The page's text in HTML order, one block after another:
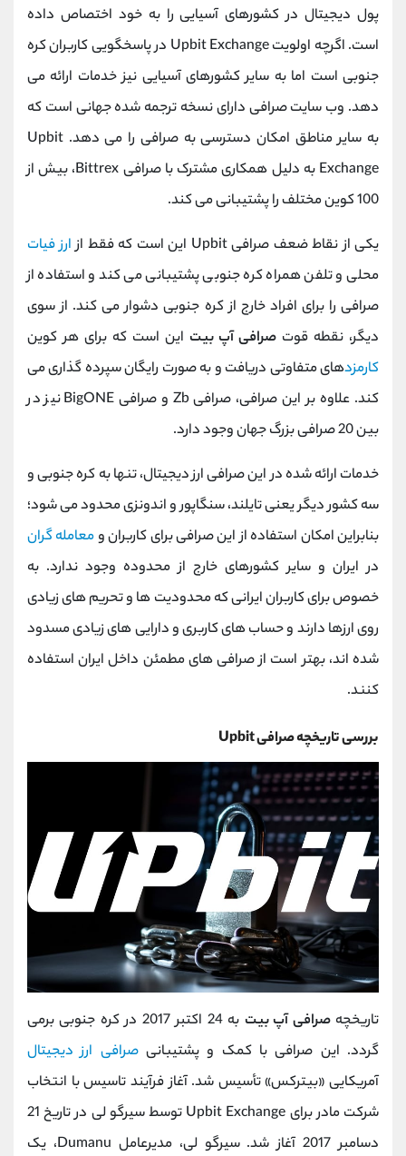
پول دیجیتال در کشورهای آسیایی را به خود اختصاص داده
است. اگرچه اولویت Upbit Exchange در پاسخگویی کاربران کره
جنوبی است اما به سایر کشورهای آسیایی نیز خدمات ارائه می
دهد. وب سایت صرافی دارای نسخه ترجمه شده جهانی است که
به سایر مناطق امکان دسترسی به صرافی را می دهد. Upbit
Exchange به دلیل همکاری مشترک با صرافی Bittrex، بیش از
100 کوین مختلف را پشتیبانی می کند.
یکی از نقاط ضعف صرافی Upbit این است که فقط از
ارز فیات
محلی و تلفن همراه کره جنوبی پشتیبانی می کند و استفاده از
صرافی را برای افراد خارج از کره جنوبی دشوار می کند. از سوی
دیگر، نقطه قوت صرافی آپ بیت این است که برای هر کوین
کارمزدهای متفاوتی دریافت و به صورت رایگان سپرده گذاری می
کند. علاوه بر این صرافی، صرافی Zb و صرافی BigONE نیز در
بین 20 صرافی بزرگ جهان وجود دارد.
خدمات ارائه شده در این صرافی ارز دیجیتال، تنها به کره جنوبی و
سه کشور دیگر یعنی تایلند، سنگاپور و اندونزی محدود می شود؛
بنابراین امکان استفاده از این صرافی برای کاربران ومعامله گران
در ایران و سایر کشورهای خارج از محدوده وجود ندارد. به
خصوص برای کاربران ایرانی که محدودیت ها و تحریم های زیادی
روی ارزها دارند و حساب های کاربری و دارایی های زیادی مسدود
شده اند، بهتر است از صرافی های مطمئن داخل ایران استفاده
کنند.
بررسی تاریخچه صرافی Upbit
تاریخچهصرافی آپ بیت
به 24 اکتبر 2017 در کره جنوبی برمی
گردد. این صرافی با کمک و پشتیبانیصرافی ارز دیجیتال
آمریکایی «بیترکس» تأسیس شد. آغاز فرآیند تاسیس با انتخاب
شرکت مادر برای Upbit Exchange توسط سیرگو لی در تاریخ 21
دسامبر 2017 آغاز شد. سیرگو لی، مدیرعامل Dumanu، یک